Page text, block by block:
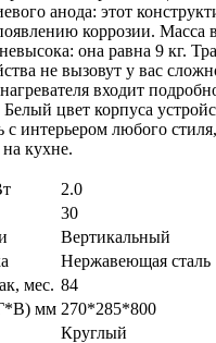
анода: этот
коррозии. Масса
она равна 9 кг.
не вызовут у вас
входит
цвет корпуса
с интерьером любого
кухне.
2.0
30
Вертикальный
Нержавеющая сталь
мес. 84
мм 270*285*800
Круглый